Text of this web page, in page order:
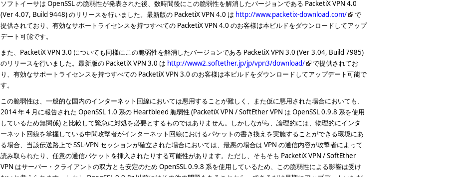
ソフトイーサは OpenSSL の脆弱性が発表された後、数時間後にこの脆弱性を解消したバージョンである PacketiX VPN 4.0
(Ver 4.07, Build 9448) のリリースを行いました。最新版の PacketiX VPN 4.0 は http://www.packetix-download.com/
で
提供されており、有効なサポートライセンスを持つすべての PacketiX VPN 4.0 のお客様は本ビルドをダウンロードしてアップ
デート可能です。
また、PacketiX VPN 3.0 についても同様にこの脆弱性を解消したバージョンである PacketiX VPN 3.0 (Ver 3.04, Build 7985)
のリリースを行いました。最新版の PacketiX VPN 3.0 は http://www2.softether.jp/jp/vpn3/download/
で提供されてお
り、有効なサポートライセンスを持つすべての PacketiX VPN 3.0 のお客様は本ビルドをダウンロードしてアップデート可能で
す。
この脆弱性は、一般的な国内のインターネット回線においては悪用することが難しく、また仮に悪用された場合においても、
2014 年 4 月に報告された OpenSSL 1.0 系の Heartbleed 脆弱性 (PacketiX VPN / SoftEther VPN は OpenSSL 0.9.8 系を使用
しているため無関係) と比較して緊急に対処を必要とするものではありません。しかしながら、論理的には、物理的にインタ
ーネット回線を掌握している中間攻撃者がインターネット回線におけるパケットの書き換えを実施することができる環境にあ
る場合、当該伝送路上で SSL-VPN セッションが確立された場合においては、最悪の場合は VPN の通信内容が攻撃者によって
読み取られたり、任意の通信パケットを挿入されたりする可能性があります。 ただし、そもそも PacketiX VPN / SoftEther
VPN はサーバー・クライアントの双方とも安定のため OpenSSL 0.9.8 系を使用しているため、この脆弱性による影響は受け